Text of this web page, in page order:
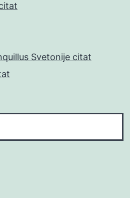
Svetonije citat